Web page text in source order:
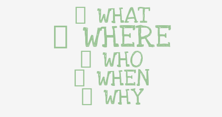
WHAT
WHERE
WHO
WHEN
WHY